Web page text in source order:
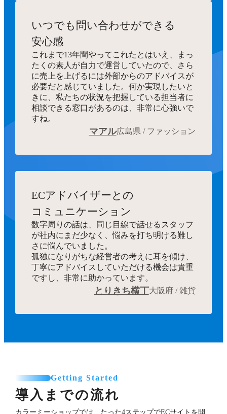
いつでも 問い合わせができる
安心感
これまで13年間やってこれたとはいえ、まっ
たくの素人が自力で運営していたので、さら
に売上を上げるには外部からのアドバイスが
必要だと感じていました。何か実現したいと
きに、私たちの状況を把握している担当者に
相談できる窓口があるのは、非常に心強いで
すね。
マアル広島県 / ファッション
ECアドバイザーとの
コミュニケーション
数字周りの話は、同じ目線で話せるスタッフ
が社内にまだ少なく、悩みを打ち明ける難し
さに悩んでいました。
孤独になりがちな経営者の考えに耳を傾け、
丁寧にアドバイスしていただける機会は貴重
ですし、非常に助かっています。
とりきち横丁大阪府 / 雑貨
Getting Started
導入までの流れ
カラーミーショップでは、たった4ステップでECサイトを開